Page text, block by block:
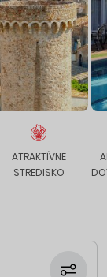
ATRAKTÍVNE
STREDISKO